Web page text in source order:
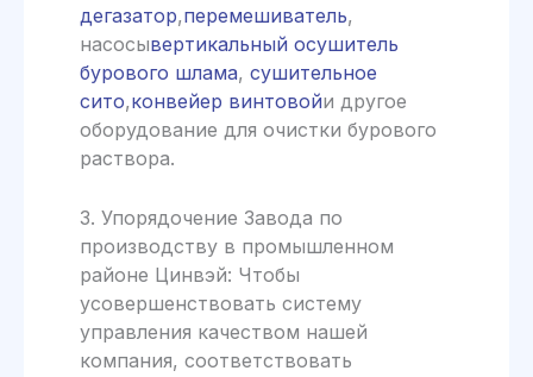
дегазатор,перемешиватель,
насосывертикальный осушитель
бурового шлама, сушительное
сито,конвейер винтовойи другое
оборудование для очистки бурового
раствора.
3. Упорядочение Завода по
производству в промышленном
районе Цинвэй: Чтобы
усовершенствовать систему
управления качеством нашей
компания, соответствовать